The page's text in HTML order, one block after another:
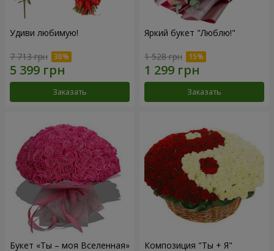
Удиви любимую!
7 713 грн
Заказать
Яркий букет "Люблю!"
1 528 грн
Заказать
Букет «Ты – моя Вселенная» Композиция "Ты + Я"